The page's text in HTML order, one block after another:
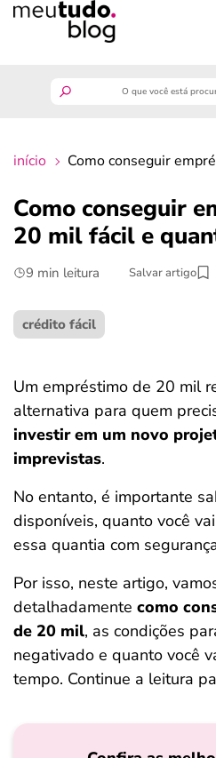
finanças
benefícios
crédito fácil
ferramentas
início Como conseguir
Como conseguir
20 mil fácil e
9 min leitura Salvar artigo
crédito fácil
Um empréstimo de 20 mil
alternativa para quem
investir em um novo
imprevistas.
No entanto, é importante
disponíveis, quanto você
essa quantia com
Por isso, neste artigo,
detalhadamente como
de 20 mil, as condições
negativado e quanto você
tempo. Continue a leitura